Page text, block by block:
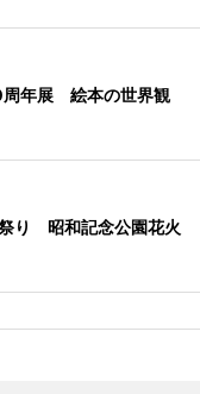
周年展 絵本の世界観
り 昭和記念公園花火